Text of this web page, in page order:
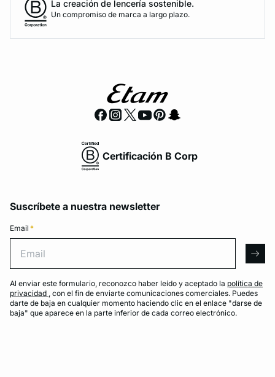
La creación de lencería sostenible.
Un compromiso de marca a largo plazo.
Certificación B Corp
Suscríbete a nuestra newsletter
Email *
Al enviar este formulario, reconozco haber leído y aceptado la política de
privacidad , con el fin de enviarte comunicaciones comerciales. Puedes
darte de baja en cualquier momento haciendo clic en el enlace "darse de
baja" que aparece en la parte inferior de cada correo electrónico.